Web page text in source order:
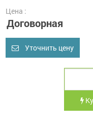
Цена :
Договорная
Уточнить цену